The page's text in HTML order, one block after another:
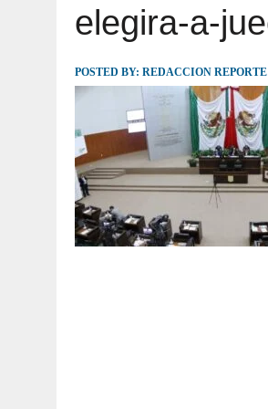
JULIO 30, 2026 TAMAULIPAS
elegira-a-
POSTED BY: REDACCION